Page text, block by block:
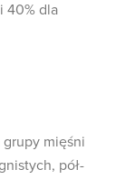
40% dla
mięśni
pół-